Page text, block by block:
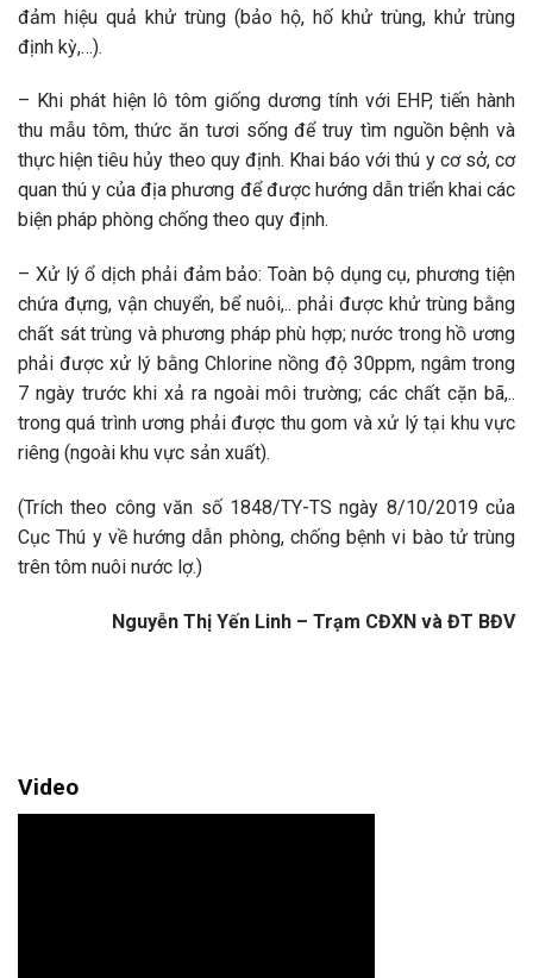
đảm hiệu quả khử trùng (bảo hộ, hố khử trùng, khử trùng
định kỳ,…).
– Khi phát hiện lô tôm giống dương tính với EHP, tiến hành
thu mẫu tôm, thức ăn tươi sống để truy tìm nguồn bệnh và
thực hiện tiêu hủy theo quy định. Khai báo với thú y cơ sở, cơ
quan thú y của địa phương để được hướng dẫn triển khai các
biện pháp phòng chống theo quy định.
– Xử lý ổ dịch phải đảm bảo: Toàn bộ dụng cụ, phương tiện
chứa đựng, vận chuyển, bể nuôi,.. phải được khử trùng bằng
chất sát trùng và phương pháp phù hợp; nước trong hồ ương
phải được xử lý bằng Chlorine nồng độ 30ppm, ngâm trong
7 ngày trước khi xả ra ngoài môi trường; các chất cặn bã,..
trong quá trình ương phải được thu gom và xử lý tại khu vực
riêng (ngoài khu vực sản xuất).
(Trích theo công văn số 1848/TY-TS ngày 8/10/2019 của
Cục Thú y về hướng dẫn phòng, chống bệnh vi bào tử trùng
trên tôm nuôi nước lợ.)
Nguyễn Thị Yến Linh – Trạm CĐXN và ĐT BĐV
Video